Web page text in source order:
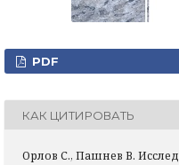
PDF
КАК ЦИТИРОВАТЬ
Орлов С., Пашнев В.